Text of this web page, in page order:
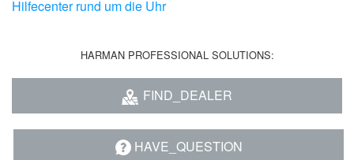
Hilfecenter rund um die Uhr
HARMAN PROFESSIONAL SOLUTIONS:
FIND_DEALER
HAVE_QUESTION